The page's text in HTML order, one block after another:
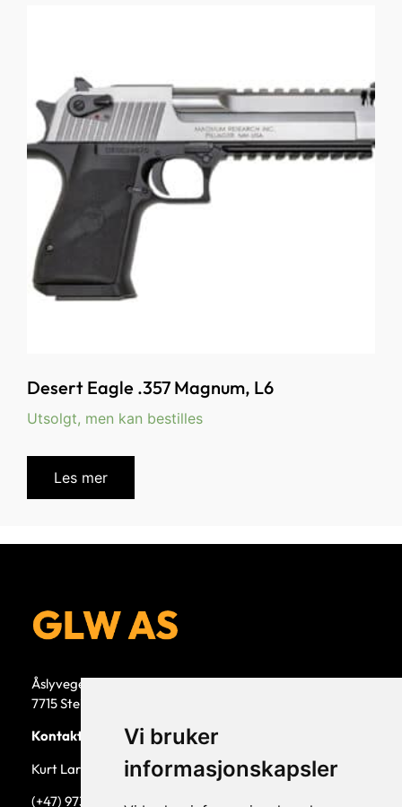
Vi bruker
informasjonskapsler
Desert Eagle .357 Magnum, L6
Utsolgt, men kan bestilles
Les mer
Åslyvegen 5b
7715 Steinkjer
Kontaktperson
Kurt Larsen, daglig leder.
(+47) 973 33 332